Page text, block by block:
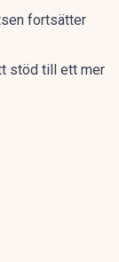
fortsätter
stöd till ett mer